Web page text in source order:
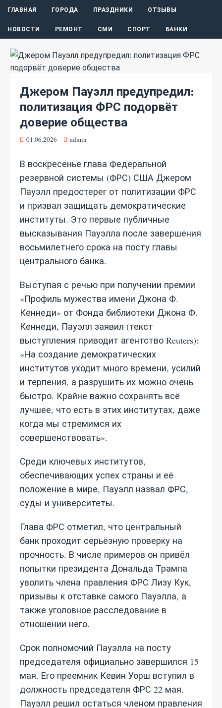
ГЛАВНАЯ ГОРОДА ПРАЗДНИКИ ОТЗЫВЫ
НОВОСТИ РЕМОНТ СМИ СПОРТ БАНКИ
Джером Пауэлл предупредил:
политизация ФРС подорвёт
доверие общества
01.06.2026 admin
В воскресенье глава Федеральной
резервной системы (ФРС) США Джером
Пауэлл предостерег от политизации ФРС
и призвал защищать демократические
институты. Это первые публичные
высказывания Пауэлла после завершения
восьмилетнего срока на посту главы
центрального банка.
Выступая с речью при получении премии
«Профиль мужества имени Джона Ф.
Кеннеди» от Фонда библиотеки Джона Ф.
Кеннеди, Пауэлл заявил (текст
выступления приводит агентство Reuters):
«На создание демократических
институтов уходит много времени, усилий
и терпения, а разрушить их можно очень
быстро. Крайне важно сохранять всё
лучшее, что есть в этих институтах, даже
когда мы стремимся их
совершенствовать».
Среди ключевых институтов,
обеспечивающих успех страны и её
положение в мире, Пауэлл назвал ФРС,
суды и университеты.
Глава ФРС отметил, что центральный
банк проходит серьёзную проверку на
прочность. В числе примеров он привёл
попытки президента Дональда Трампа
уволить члена правления ФРС Лизу Кук,
призывы к отставке самого Пауэлла, а
также уголовное расследование в
отношении него.
Срок полномочий Пауэлла на посту
председателя официально завершился 15
мая. Его преемник Кевин Уорш вступил в
должность председателя ФРС 22 мая.
Пауэлл решил остаться членом правления